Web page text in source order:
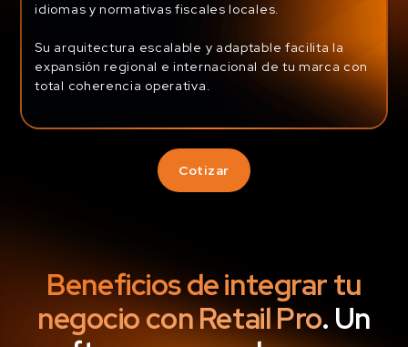
idiomas y normativas fiscales locales.
Su arquitectura escalable y adaptable facilita la
expansión regional e internacional de tu marca con
total coherencia operativa.
Cotizar
Beneficios de integrar tu
negocio con Retail Pro. Un